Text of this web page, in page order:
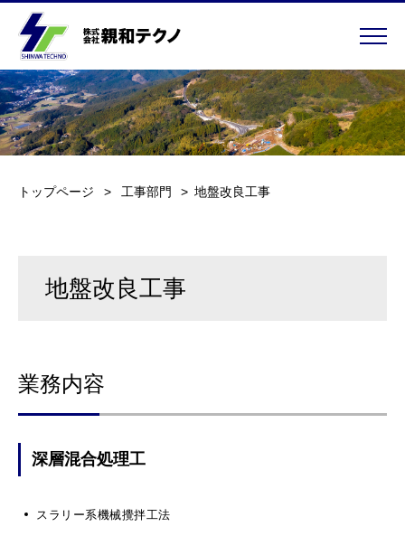
業務内容
施工実績
採用情報
お問い合わせ
トップページ 工事部門 地盤改良工事
地盤改良工事
業務内容
深層混合処理工
スラリー系機械攪拌工法